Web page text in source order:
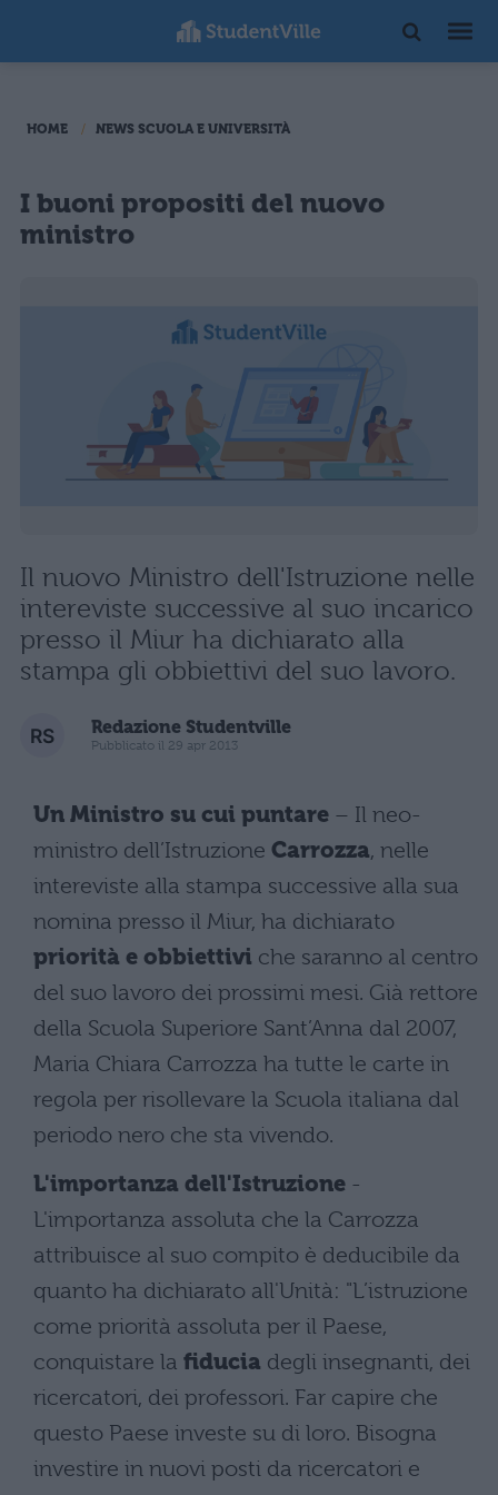
HOME NEWS SCUOLA E UNIVERSITÀ
I buoni propositi del nuovo
ministro
Il nuovo Ministro dell'Istruzione nelle
intereviste successive al suo incarico
presso il Miur ha dichiarato alla
stampa gli obbiettivi del suo lavoro.
Redazione Studentville
Pubblicato il 29 apr 2013
Un Ministro su cui puntare – Il neo-
ministro dell’Istruzione Carrozza, nelle
intereviste alla stampa successive alla sua
nomina presso il Miur, ha dichiarato
priorità e obbiettivi che saranno al centro
del suo lavoro dei prossimi mesi. Già rettore
della Scuola Superiore Sant’Anna dal 2007,
Maria Chiara Carrozza ha tutte le carte in
regola per risollevare la Scuola italiana dal
periodo nero che sta vivendo.
L'importanza dell'Istruzione -
L'importanza assoluta che la Carrozza
attribuisce al suo compito è deducibile da
quanto ha dichiarato all'Unità: "L’istruzione
come priorità assoluta per il Paese,
conquistare la fiducia degli insegnanti, dei
ricercatori, dei professori. Far capire che
questo Paese investe su di loro. Bisogna
investire in nuovi posti da ricercatori e